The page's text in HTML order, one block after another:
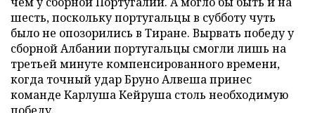
шесть, поскольку португальцы в субботу чуть
было не опозорились в Тиране. Вырвать победу у
сборной Албании португальцы смогли лишь на
третьей минуте компенсированного времени,
когда точный удар Бруно Алвеша принес
команде Карлуша Кейруша столь необходимую